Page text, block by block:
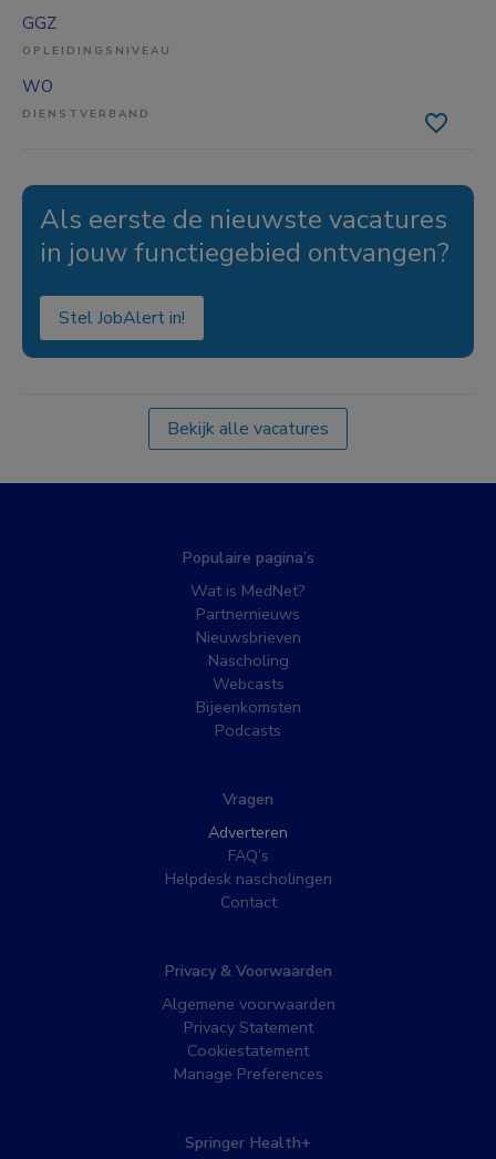
GGZ
OPLEIDINGSNIVEAU
WO
DIENSTVERBAND
Als eerste de nieuwste vacatures
in jouw functiegebied ontvangen?
Stel JobAlert in!
Bekijk alle vacatures
Populaire pagina’s
Wat is MedNet?
Partnernieuws
Nieuwsbrieven
Nascholing
Webcasts
Bijeenkomsten
Podcasts
Vragen
Adverteren
FAQ’s
Helpdesk nascholingen
Contact
Privacy & Voorwaarden
Algemene voorwaarden
Privacy Statement
Cookiestatement
Manage Preferences
Springer Health+